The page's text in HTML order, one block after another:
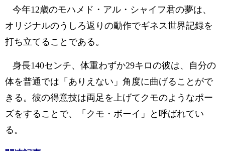
今年12歳のモハメド・アル・シャイフ君の夢は、
オリジナルのうしろ返りの動作でギネス世界記録を
打ち立てることである。
身長140センチ、体重わずか29キロの彼は、自分の
体を普通では「ありえない」角度に曲げることがで
きる。彼の得意技は両足を上げてクモのようなポー
ズをすることで、「クモ・ボーイ」と呼ばれてい
る。